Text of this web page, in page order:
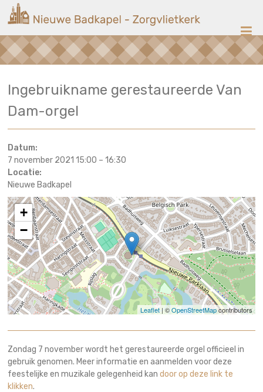
naar
inhoud
Nieuwe
Badkapel
op
Scheveningen
Ingebruikname gerestaureerde Van
Dam-orgel
Datum:
7 november 2021 15:00 –16:30
Locatie:
Nieuwe Badkapel
+
−
Leaflet| ©OpenStreetMapcontributors
Zondag 7 november wordt het gerestaureerde orgel officieel in
gebruik genomen. Meer informatie en aanmelden voor deze
feestelijke en muzikale gelegenheid kandoor op deze link te
klikken.